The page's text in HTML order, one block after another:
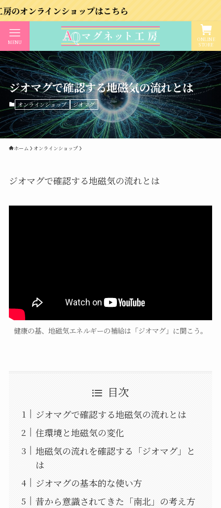
ンショップはこちら
ONLINE
STORE
MENU
ジオマグで確認する地磁気の流れとは
オンラインショップ ジオマグ
ホーム オンラインショップ
ジオマグで確認する地磁気の流れとは
健康の基、地磁気エネルギーの補給は「ジオマグ」に聞こう。
目次
ジオマグで確認する地磁気の流れとは
住環境と地磁気の変化
地磁気の流れを確認する「ジオマグ」と
は
ジオマグの基本的な使い方
昔から意識されてきた「南北」の考え方